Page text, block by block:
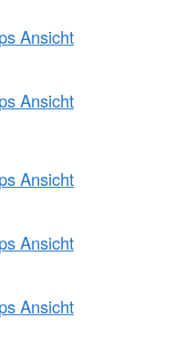
Ansicht
Ansicht
Ansicht
Ansicht
Ansicht